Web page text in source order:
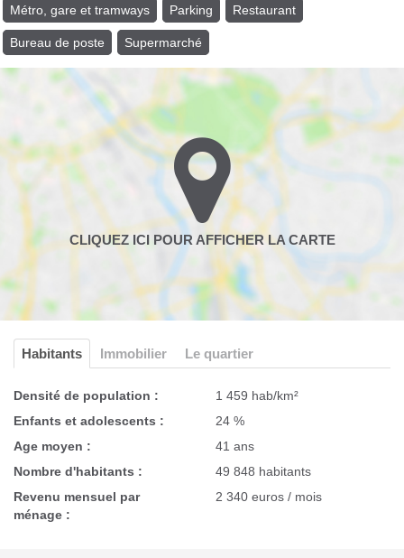
Métro, gare et tramways Parking Restaurant
Bureau de poste Supermarché
Habitants Immobilier Le quartier
Densité de population :
1 459 hab/km²
Enfants et adolescents :
24 %
Age moyen :
41 ans
Nombre d'habitants :
49 848 habitants
Revenu mensuel par
ménage :
2 340 euros / mois